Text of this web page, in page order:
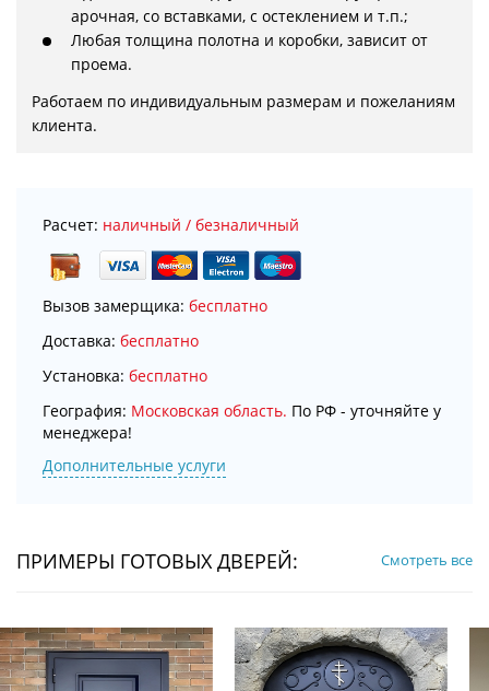
арочная, со вставками, с остеклением и т.п.;
Любая толщина полотна и коробки, зависит от
проема.
Работаем по индивидуальным размерам и пожеланиям
клиента.
Расчет: наличный / безналичный
Вызов замерщика: бесплатно
Доставка: бесплатно
Установка: бесплатно
География: Московская область. По РФ - уточняйте у
менеджера!
Дополнительные услуги
ПРИМЕРЫ ГОТОВЫХ ДВЕРЕЙ: Смотреть все